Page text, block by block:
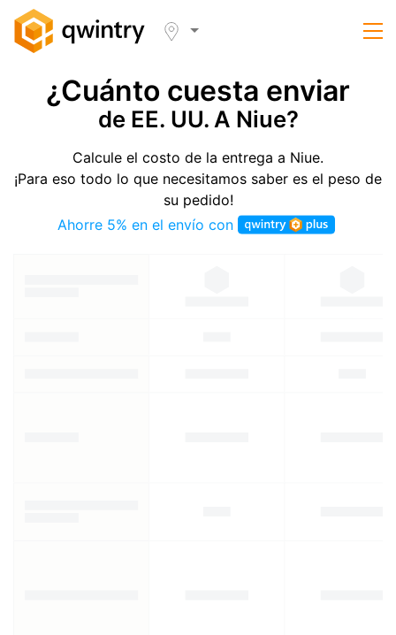
¿Cuánto cuesta enviar
de EE. UU. A Niue?
Calcule el costo de la entrega a Niue.
¡Para eso todo lo que necesitamos saber es el peso de
su pedido!
Ahorre 5% en el envío con